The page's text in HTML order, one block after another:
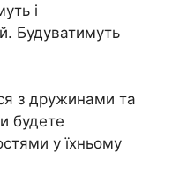
і
Будуватимуть
з дружинами та
будете
у їхньому